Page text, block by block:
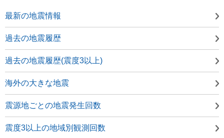
最新の地震情報
過去の地震履歴
過去の地震履歴(震度3以上)
海外の大きな地震
震源地ごとの地震発生回数
震度3以上の地域別観測回数